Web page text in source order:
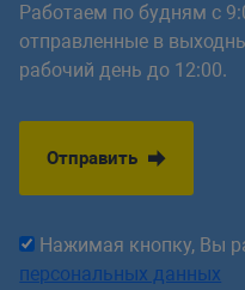
Работаем по будням с
отправленные в
рабочий день до 12:00.
Отправить
Нажимая кнопку, Вы
персональных данных